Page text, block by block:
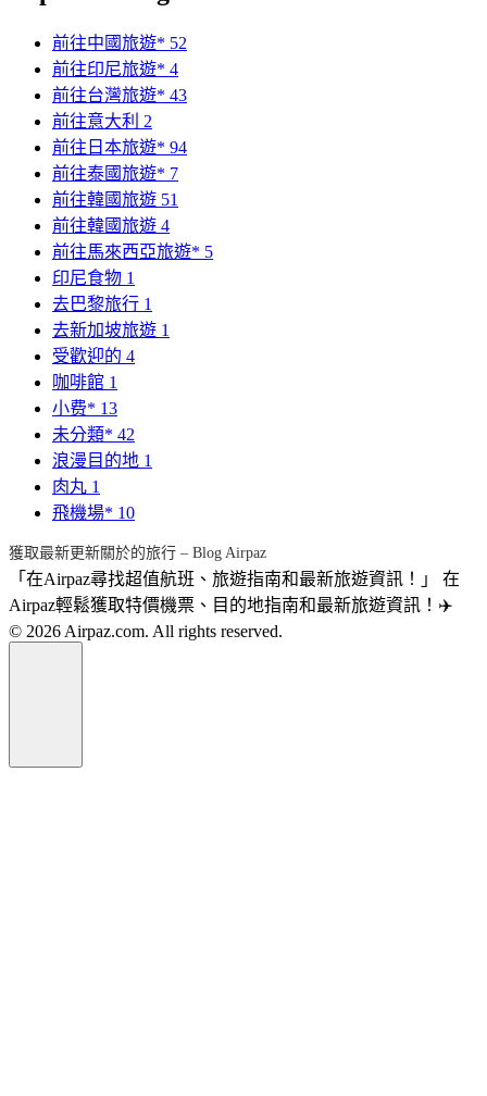
前往中國旅遊* 52
前往印尼旅遊* 4
前往台灣旅遊* 43
前往意大利 2
前往日本旅遊* 94
前往泰國旅遊* 7
前往韓國旅遊 51
前往韓國旅遊 4
前往馬來西亞旅遊* 5
印尼食物 1
去巴黎旅行 1
去新加坡旅遊 1
受歡迎的 4
咖啡館 1
小费* 13
未分類* 42
浪漫目的地 1
肉丸 1
飛機場* 10
獲取最新更新關於的旅行 – Blog Airpaz
「在Airpaz尋找超值航班、旅遊指南和最新旅遊資訊！」 在
Airpaz輕鬆獲取特價機票、目的地指南和最新旅遊資訊！✈️
© 2026 Airpaz.com. All rights reserved.